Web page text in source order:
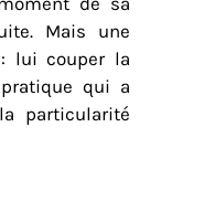
Mais une
lui couper la
qui a
particularité